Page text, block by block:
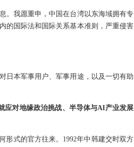
。我愿重申，中国在台湾以东海域拥有专
的国际法和国际关系基本准则，严重侵害
日本军事用户、军事用途，以及一切有助
应对地缘政治挑战、半导体与AI产业发展
形式的官方往来。1992年中韩建交时双方